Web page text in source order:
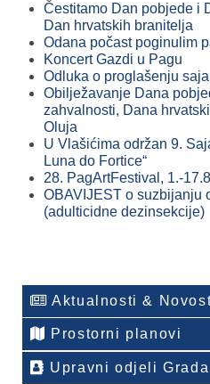
Čestitamo Dan pobjede i
Dan hrvatskih branitelja
Odana počast poginulim
Koncert Gazdi u Pagu
Odluka o proglašenju
Obilježavanje Dana
zahvalnosti, Dana
Oluja
U Vlašićima održan 9.
Luna do Fortice“
28. PagArtFestival, 1.-
OBAVIJEST o suzbijanju
(adulticidne dezinsekcije)
Aktualnosti &
Prostorni planovi
Upravni odjeli Grada